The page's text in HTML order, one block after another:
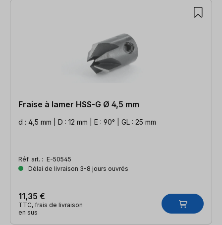
Fraise à lamer HSS-G Ø 4,5 mm
d : 4,5 mm | D : 12 mm | E : 90° | GL : 25 mm
Réf. art. : E-50545
Délai de livraison 3-8 jours ouvrés
11,35 €
TTC, frais de livraison
en sus